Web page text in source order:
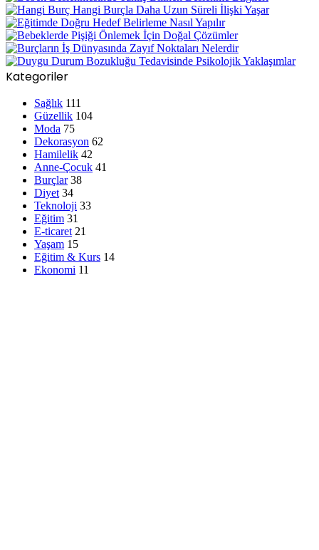
Kategoriler
Sağlık 111
Güzellik 104
Moda 75
Dekorasyon 62
Hamilelik 42
Anne-Çocuk 41
Burçlar 38
Diyet 34
Teknoloji 33
Eğitim 31
E-ticaret 21
Yaşam 15
Eğitim & Kurs 14
Ekonomi 11